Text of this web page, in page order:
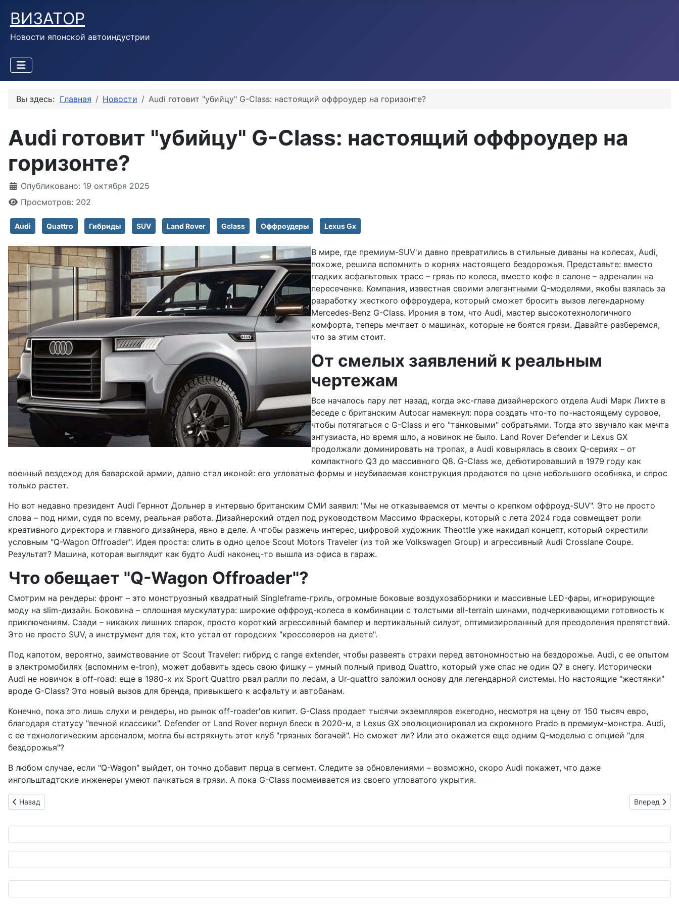
ВИЗАТОР
Новости японской автоиндустрии
Вы здесь: Главная Новости Audi готовит "убийцу" G-Class: настоящий оффроудер на горизонте?
Audi готовит "убийцу" G-Class: настоящий оффроудер на
горизонте?
Информация о материале
Опубликовано: 19 октября 2025
Просмотров: 202
Audi Quattro Гибриды SUV Land Rover Gclass Оффроудеры Lexus Gx
В мире, где премиум-SUV'и давно превратились в стильные диваны на колесах, Audi,
похоже, решила вспомнить о корнях настоящего бездорожья. Представьте: вместо
гладких асфальтовых трасс – грязь по колеса, вместо кофе в салоне – адреналин на
пересеченке. Компания, известная своими элегантными Q-моделями, якобы взялась за
разработку жесткого оффроудера, который сможет бросить вызов легендарному
Mercedes-Benz G-Class. Ирония в том, что Audi, мастер высокотехнологичного
комфорта, теперь мечтает о машинах, которые не боятся грязи. Давайте разберемся,
что за этим стоит.
От смелых заявлений к реальным
чертежам
Все началось пару лет назад, когда экс-глава дизайнерского отдела Audi Марк Лихте в
беседе с британским Autocar намекнул: пора создать что-то по-настоящему суровое,
чтобы потягаться с G-Class и его "танковыми" собратьями. Тогда это звучало как мечта
энтузиаста, но время шло, а новинок не было. Land Rover Defender и Lexus GX
продолжали доминировать на тропах, а Audi ковырялась в своих Q-сериях – от
компактного Q3 до массивного Q8. G-Class же, дебютировавший в 1979 году как
военный вездеход для баварской армии, давно стал иконой: его угловатые формы и неубиваемая конструкция продаются по цене небольшого особняка, и спрос
только растет.
Но вот недавно президент Audi Герннот Дольнер в интервью британским СМИ заявил: "Мы не отказываемся от мечты о крепком оффроуд-SUV". Это не просто
слова – под ними, судя по всему, реальная работа. Дизайнерский отдел под руководством Массимо Фраскеры, который с лета 2024 года совмещает роли
креативного директора и главного дизайнера, явно в деле. А чтобы разжечь интерес, цифровой художник Theottle уже накидал концепт, который окрестили
условным "Q-Wagon Offroader". Идея проста: слить в одно целое Scout Motors Traveler (из той же Volkswagen Group) и агрессивный Audi Crosslane Coupe.
Результат? Машина, которая выглядит как будто Audi наконец-то вышла из офиса в гараж.
Что обещает "Q-Wagon Offroader"?
Смотрим на рендеры: фронт – это монструозный квадратный Singleframe-гриль, огромные боковые воздухозаборники и массивные LED-фары, игнорирующие
моду на slim-дизайн. Боковина – сплошная мускулатура: широкие оффроуд-колеса в комбинации с толстыми all-terrain шинами, подчеркивающими готовность к
приключениям. Сзади – никаких лишних спарок, просто короткий агрессивный бампер и вертикальный силуэт, оптимизированный для преодоления препятствий.
Это не просто SUV, а инструмент для тех, кто устал от городских "кроссоверов на диете".
Под капотом, вероятно, заимствование от Scout Traveler: гибрид с range extender, чтобы развеять страхи перед автономностью на бездорожье. Audi, с ее опытом
в электромобилях (вспомним e-tron), может добавить здесь свою фишку – умный полный привод Quattro, который уже спас не один Q7 в снегу. Исторически
Audi не новичок в off-road: еще в 1980-х их Sport Quattro рвал ралли по лесам, а Ur-quattro заложил основу для легендарной системы. Но настоящие "жестянки"
вроде G-Class? Это новый вызов для бренда, привыкшего к асфальту и автобанам.
Конечно, пока это лишь слухи и рендеры, но рынок off-roader'ов кипит. G-Class продает тысячи экземпляров ежегодно, несмотря на цену от 150 тысяч евро,
благодаря статусу "вечной классики". Defender от Land Rover вернул блеск в 2020-м, а Lexus GX эволюционировал из скромного Prado в премиум-монстра. Audi,
с ее технологическим арсеналом, могла бы встряхнуть этот клуб "грязных богачей". Но сможет ли? Или это окажется еще одним Q-моделью с опцией "для
бездорожья"?
В любом случае, если "Q-Wagon" выйдет, он точно добавит перца в сегмент. Следите за обновлениями – возможно, скоро Audi покажет, что даже
ингольштадтские инженеры умеют пачкаться в грязи. А пока G-Class посмеивается из своего угловатого укрытия.
Предыдущий: Стайлинг для скромника: Nissan Aura получает от BLITZ понижающую магию DAMPER ZZ-R
Назад Следующий:
Вперед